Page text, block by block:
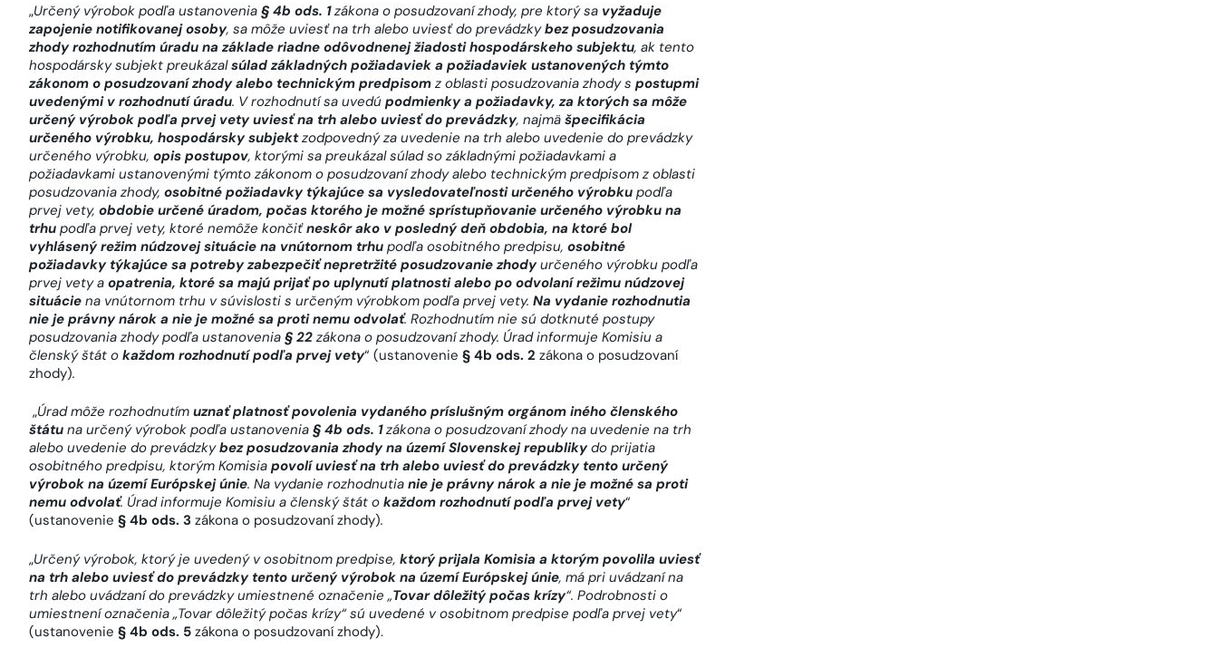
„Určený výrobok podľa ustanovenia § 4b ods. 1 zákona o posudzovaní zhody, pre ktorý sa vyžaduje
zapojenie notifikovanej osoby, sa môže uviesť na trh alebo uviesť do prevádzkybez posudzovania
zhody rozhodnutím úradu na základe riadne odôvodnenej žiadosti hospodárskeho subjektu, ak tento
hospodársky subjekt preukázalsúlad základných požiadaviek a požiadaviek ustanovených týmto
zákonom o posudzovaní zhody alebo technickým predpisom z oblasti posudzovania zhody s postupmi
uvedenými v rozhodnutí úradu. V rozhodnutí sa uvedú podmienky a požiadavky, za ktorých sa môže
určený výrobok podľa prvej vety uviesť na trh alebo uviesť do prevádzky, najmä špecifikácia
určeného výrobku, hospodársky subjektzodpovedný za uvedenie na trh alebo uvedenie do prevádzky
určeného výrobku, opis postupov, ktorými sa preukázal súlad so základnými požiadavkami a
požiadavkami ustanovenými týmto zákonom o posudzovaní zhody alebo technickým predpisom z oblasti
posudzovania zhody, osobitné požiadavky týkajúce sa vysledovateľnosti určeného výrobku podľa
prvej vety, obdobie určené úradom, počas ktorého je možné sprístupňovanie určeného výrobku na
trhu podľa prvej vety, ktoré nemôže končiťneskôr ako v posledný deň obdobia, na ktoré bol
vyhlásený režim núdzovej situácie na vnútornom trhu podľa osobitného predpisu, osobitné
požiadavky týkajúce sa potreby zabezpečiť nepretržité posudzovanie zhodyurčeného výrobku podľa
prvej vety a opatrenia, ktoré sa majú prijať po uplynutí platnosti alebo po odvolaní režimu núdzovej
situácie na vnútornom trhu v súvislosti s určeným výrobkom podľa prvej vety. Na vydanie rozhodnutia
nie je právny nárok a nie je možné sa proti nemu odvolať. Rozhodnutím nie sú dotknuté postupy
posudzovania zhody podľa ustanovenia § 22 zákona o posudzovaní zhody. Úrad informuje Komisiu a
členský štát o každom rozhodnutí podľa prvej vety“ (ustanovenie § 4b ods. 2 zákona o posudzovaní
zhody).
„Úrad môže rozhodnutím uznať platnosť povolenia vydaného príslušným orgánom iného členského
štátu na určený výrobok podľa ustanovenia § 4b ods. 1 zákona o posudzovaní zhodyna uvedenie na trh
alebo uvedenie do prevádzkybez posudzovania zhody na území Slovenskej republikydo prijatia
osobitného predpisu, ktorým Komisia povolí uviesť na trh alebo uviesť do prevádzky tento určený
výrobok na území Európskej únie. Na vydanie rozhodnutia nie je právny nárok a nie je možné sa proti
nemu odvolať. Úrad informuje Komisiu a členský štát o každom rozhodnutí podľa prvej vety“
(ustanovenie § 4b ods. 3 zákona o posudzovaní zhody).
„Určený výrobok, ktorý je uvedený v osobitnom predpise, ktorý prijala Komisia a ktorým povolila uviesť
na trh alebo uviesť do prevádzky tento určený výrobok na území Európskej únie, má pri uvádzaní na
trh alebo uvádzaní do prevádzky umiestnené označenie „Tovar dôležitý počas krízy“. Podrobnosti o
umiestnení označenia „Tovar dôležitý počas krízy“ sú uvedené v osobitnom predpise podľa prvej vety“
(ustanovenie § 4b ods. 5 zákona o posudzovaní zhody).